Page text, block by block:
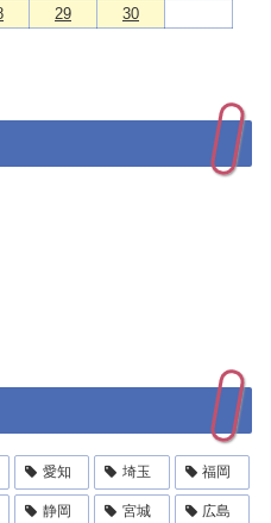
29 30
愛知 埼玉 福岡
静岡 宮城 広島